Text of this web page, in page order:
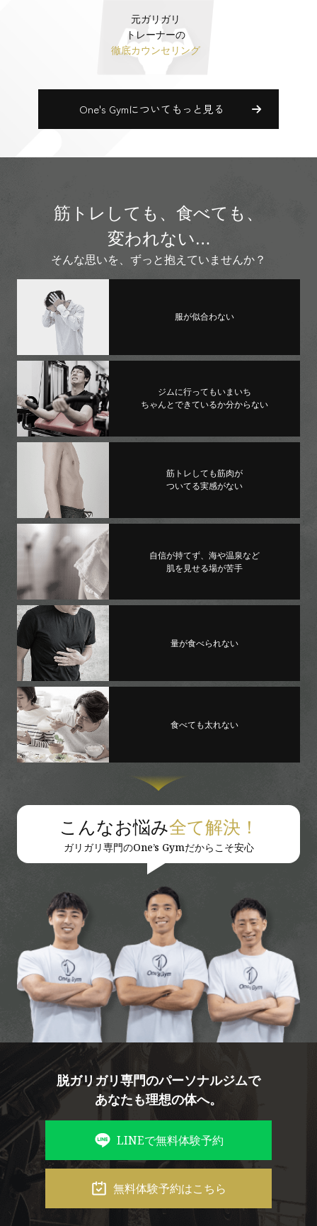
元ガリガリ
トレーナーの
徹底カウンセリング
One's Gymについてもっと見る
筋トレしても、食べても、
変われない…
そんな思いを、ずっと抱えていませんか？
服が似合わない
ジムに行ってもいまいち
ちゃんとできているか分からない
筋トレしても筋肉が
ついてる実感がない
自信が持てず、海や温泉など
肌を見せる場が苦手
量が食べられない
食べても太れない
こんなお悩み全て解決！
ガリガリ専門のOne’s Gymだからこそ安心
脱ガリガリ専門のパーソナルジムで
あなたも理想の体へ。
LINEで無料体験予約
無料体験予約はこちら